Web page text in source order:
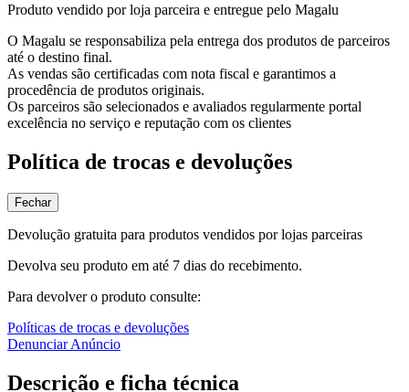
Produto vendido por loja parceira e entregue pelo Magalu
O Magalu se responsabiliza pela entrega dos produtos de parceiros
até o destino final.
As vendas são certificadas com nota fiscal e garantimos a
procedência de produtos originais.
Os parceiros são selecionados e avaliados regularmente portal
excelência no serviço e reputação com os clientes
Política de trocas e devoluções
Fechar
Devolução gratuita para produtos vendidos por lojas parceiras
Devolva seu produto em até 7 dias do recebimento.
Para devolver o produto consulte:
Políticas de trocas e devoluções
Denunciar Anúncio
Descrição e ficha técnica